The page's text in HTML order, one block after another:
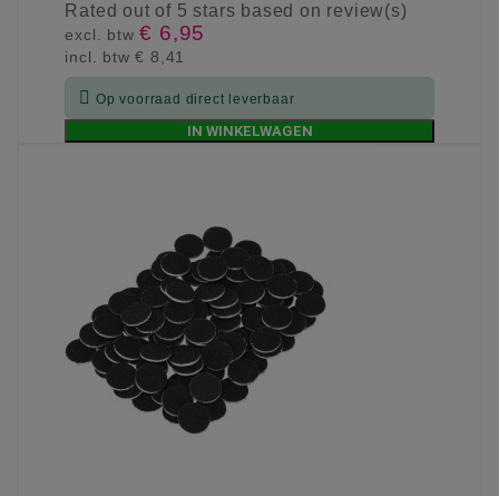
Ratedout of 5 stars based on review(s)
excl. btw€ 6,95
incl. btw€ 8,41
 Op voorraad direct leverbaar
IN WINKELWAGEN